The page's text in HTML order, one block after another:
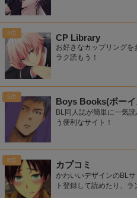
CP Library
お好きなカップリングを
ラク読もう！
Boys Books(ボーイ
BL同人誌が簡単に一気
う便利なサイト！
カプコミ
かわいいデザインのBL
ト登録して読めたり、